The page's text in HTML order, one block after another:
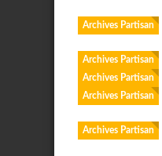
Archives Partisan
Archives Partisan
Archives Partisan
Archives Partisan
Archives Partisan